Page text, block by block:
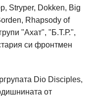
Stryper, Dokken, Big
Rhapsody of
"Ахат", "Б.Т.Р.",
си фронтмен
Dio Disciples,
от